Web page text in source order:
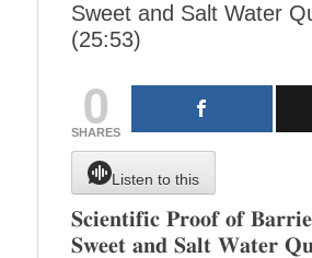
Sweet and Salt Water
(25:53)
0
SHARES
Listen to this
𝐒𝐜𝐢𝐞𝐧𝐭𝐢𝐟𝐢𝐜 𝐏𝐫𝐨𝐨𝐟 𝐨𝐟
𝐒𝐰𝐞𝐞𝐭 𝐚𝐧𝐝 𝐒𝐚𝐥𝐭 𝐖𝐚𝐭𝐞𝐫